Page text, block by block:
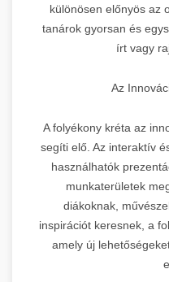
különösen előnyös az
tanárok gyorsan és
írt vagy
Az
A folyékony kréta az
segíti elő. Az interaktív
használhatók
munkaterületek
diákoknak,
inspirációt keresnek, a
amely új